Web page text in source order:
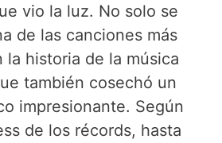
vio la luz. No solo se
de las canciones más
la historia de la música
también cosechó un
impresionante. Según
de los récords, hasta